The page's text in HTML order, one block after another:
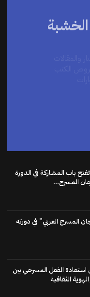
باب المشاركة في الدورة
المسرح...
المسرح العربي” في دورته
استعادة الفعل المسرحي بين
الثقافية